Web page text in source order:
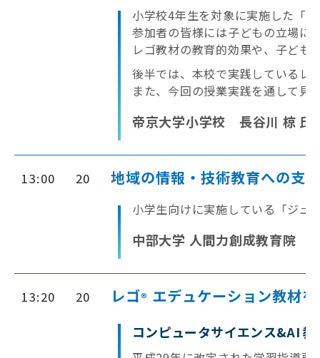
小学校4年生を対象に実施した「
参加者の皆様には子どもの立場に
レゴ教材の教育的効果や、子ども
後半では、本校で実践しているレ
また、今回の授業実践を通して見
帝京大学小学校 長谷川 椋 氏
13:00 20 地域の情報・技術教育への
小学生向けに実施している「ジュ
中部大学 人間力創成教育院
13:20 20 レゴ® エデュケーション教材
コンピュータサイエンス&AI